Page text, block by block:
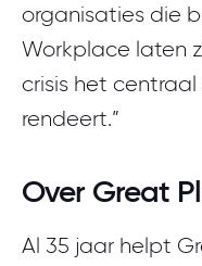
organisaties die
Workplace laten
crisis het
rendeert.”
Over Great
Al 35 jaar helpt